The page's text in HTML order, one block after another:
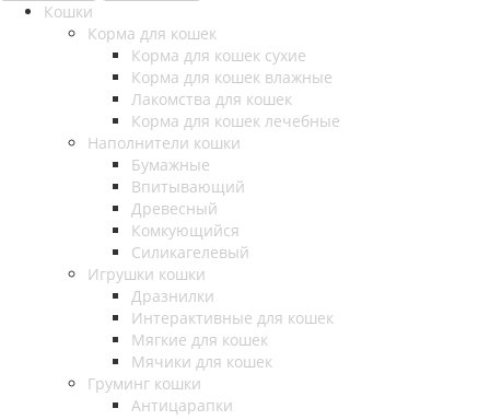
Кошки
Корма для кошек
Корма для кошек сухие
Корма для кошек влажные
Лакомства для кошек
Корма для кошек лечебные
Наполнители кошки
Бумажные
Впитывающий
Древесный
Комкующийся
Силикагелевый
Игрушки кошки
Дразнилки
Интерактивные для кошек
Мягкие для кошек
Мячики для кошек
Груминг кошки
Антицарапки